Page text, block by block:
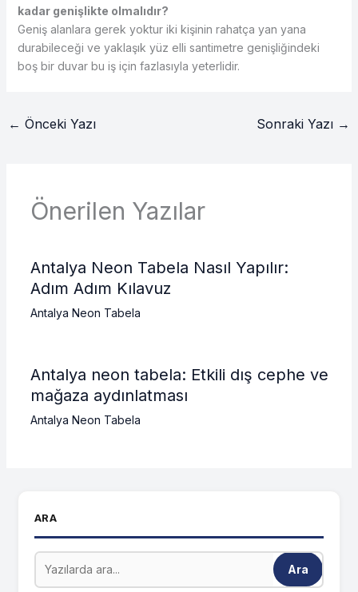
kadar genişlikte olmalıdır?
Geniş alanlara gerek yoktur iki kişinin rahatça yan yana
durabileceği ve yaklaşık yüz elli santimetre genişliğindeki
boş bir duvar bu iş için fazlasıyla yeterlidir.
← Önceki Yazı Sonraki Yazı →
Önerilen Yazılar
Antalya Neon Tabela Nasıl Yapılır:
Adım Adım Kılavuz
Antalya Neon Tabela
Antalya neon tabela: Etkili dış cephe ve
mağaza aydınlatması
Antalya Neon Tabela
ARA
Ara